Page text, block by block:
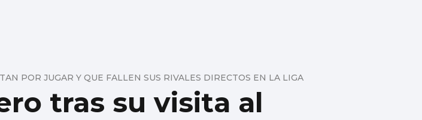
tras su visita al
POR JUGAR Y QUE FALLEN SUS RIVALES DIRECTOS EN LA LIGA